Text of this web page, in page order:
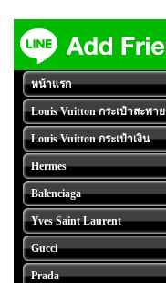
หน้าแรก
Louis Vuitton กระเป๋าสะพาย
Louis Vuitton กระเป๋าเงิน
Hermes
Balenciaga
Yves Saint Laurent
Gucci
Prada